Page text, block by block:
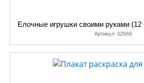
Елочные игрушки своими руками (12
Артикул: 02669